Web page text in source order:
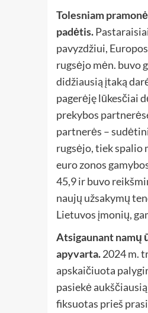
Tolesniam
padėtis.
pavyzdžiui,
rugsėjo mėn. buvo
didžiausią įtaką
pagerėję lūkesčiai
prekybos
partnerės –
rugsėjo, tiek spalio
euro zonos
45,9 ir buvo
naujų užsakymų
Lietuvos įmonių,
Atsigaunant namų
apyvarta.2024 m.
apskaičiuota
pasiekė
fiksuotas prieš